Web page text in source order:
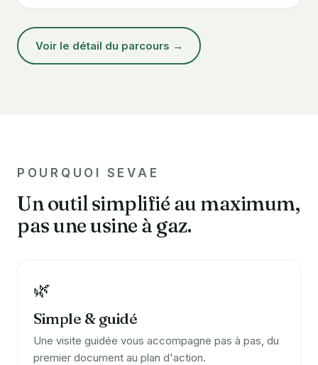
Voir le détail du parcours →
POURQUOI SEVAE
Un outil simplifié au maximum,
pas une usine à gaz.
🌿
Simple & guidé
Une visite guidée vous accompagne pas à pas, du
premier document au plan d'action.